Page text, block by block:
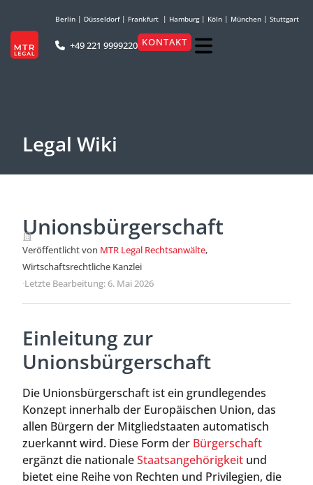
Berlin | Düsseldorf| Frankfurt | Hamburg| Köln | München | Stuttgart
+49 221 9999220 KONTAKT
Legal Wiki
Unionsbürgerschaft
Veröffentlicht von MTR Legal Rechtsanwälte,
Wirtschaftsrechtliche Kanzlei
·Letzte Bearbeitung: 6. Mai 2026
Einleitung zur
Unionsbürgerschaft
Die Unionsbürgerschaft ist ein grundlegendes
Konzept innerhalb der Europäischen Union, das
allen Bürgern der Mitgliedstaaten automatisch
zuerkannt wird. Diese Form der Bürgerschaft
ergänzt die nationaleStaatsangehörigkeit und
bietet eine Reihe von Rechten und Privilegien, die